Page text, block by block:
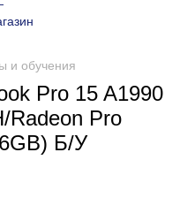
и обучения
Pro 15 A1990
Radeon Pro
Б/У